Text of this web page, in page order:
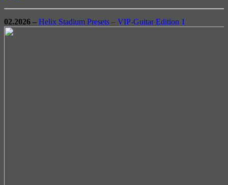
02.2026 – Helix Stadium Presets – VIP-Guitar Edition 1